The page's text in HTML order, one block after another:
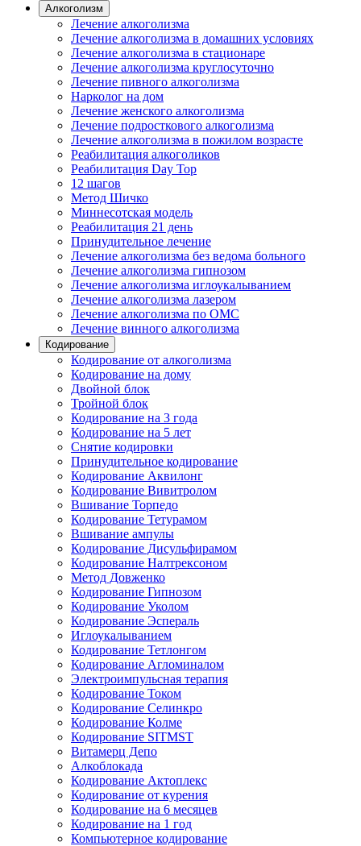
Алкоголизм
Лечение алкоголизма
Лечение алкоголизма в домашних условиях
Лечение алкоголизма в стационаре
Лечение алкоголизма круглосуточно
Лечение пивного алкоголизма
Нарколог на дом
Лечение женского алкоголизма
Лечение подросткового алкоголизма
Лечение алкоголизма в пожилом возрасте
Реабилитация алкоголиков
Реабилитация Day Top
12 шагов
Метод Шичко
Миннесотская модель
Реабилитация 21 день
Принудительное лечение
Лечение алкоголизма без ведома больного
Лечение алкоголизма гипнозом
Лечение алкоголизма иглоукалыванием
Лечение алкоголизма лазером
Лечение алкоголизма по ОМС
Лечение винного алкоголизма
Кодирование
Кодирование от алкоголизма
Кодирование на дому
Двойной блок
Тройной блок
Кодирование на 3 года
Кодирование на 5 лет
Снятие кодировки
Принудительное кодирование
Кодирование Аквилонг
Кодирование Вивитролом
Вшивание Торпедо
Кодирование Тетурамом
Вшивание ампулы
Кодирование Дисульфирамом
Кодирование Налтрексоном
Метод Довженко
Кодирование Гипнозом
Кодирование Уколом
Кодирование Эспераль
Иглоукалыванием
Кодирование Тетлонгом
Кодирование Агломиналом
Электроимпульсная терапия
Кодирование Током
Кодирование Селинкро
Кодирование Колме
Кодирование SITMST
Витамерц Депо
Алкоблокада
Кодирование Актоплекс
Кодирование от курения
Кодирование на 6 месяцев
Кодирование на 1 год
Компьютерное кодирование